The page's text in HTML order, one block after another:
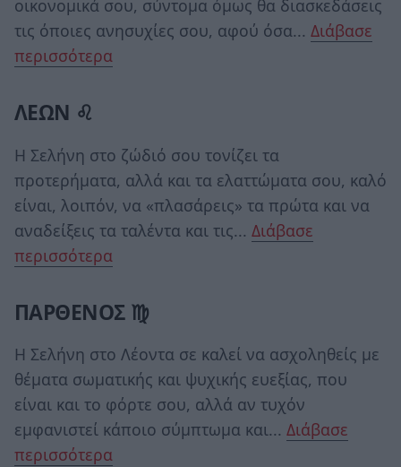
οικονομικά σου, σύντομα όμως θα διασκεδάσεις
τις όποιες ανησυχίες σου, αφού όσα... Διάβασε
περισσότερα
ΛΕΩΝ ♌
Η Σελήνη στο ζώδιό σου τονίζει τα
προτερήματα, αλλά και τα ελαττώματα σου, καλό
είναι, λοιπόν, να «πλασάρεις» τα πρώτα και να
αναδείξεις τα ταλέντα και τις... Διάβασε
περισσότερα
ΠΑΡΘΕΝΟΣ ♍
Η Σελήνη στο Λέοντα σε καλεί να ασχοληθείς με
θέματα σωματικής και ψυχικής ευεξίας, που
είναι και το φόρτε σου, αλλά αν τυχόν
εμφανιστεί κάποιο σύμπτωμα και... Διάβασε
περισσότερα